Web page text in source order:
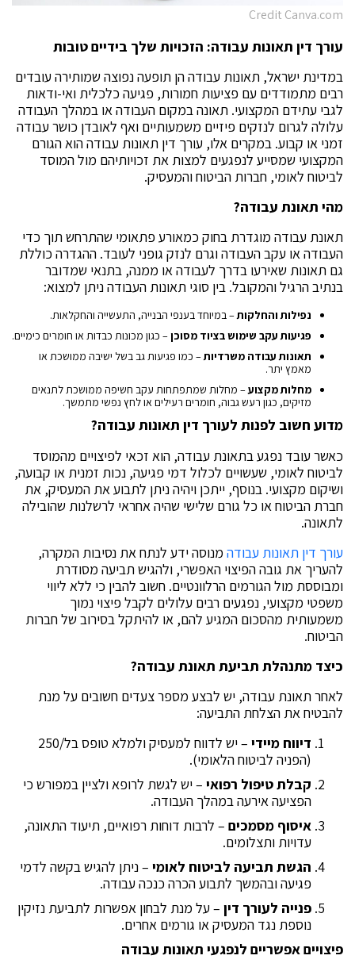
Credit Canva.com
עורך דין תאונות עבודה: הזכויות שלך בידיים טובות
במדינת ישראל, תאונות עבודה הן תופעה נפוצה שמותירה עובדים
רבים מתמודדים עם פציעות חמורות, פגיעה כלכלית ואי-ודאות
לגבי עתידם המקצועי. תאונה במקום העבודה או במהלך העבודה
עלולה לגרום לנזקים פיזיים משמעותיים ואף לאובדן כושר עבודה
זמני או קבוע. במקרים אלו, עורך דין תאונות עבודה הוא הגורם
המקצועי שמסייע לנפגעים למצות את זכויותיהם מול המוסד
לביטוח לאומי, חברות הביטוח והמעסיק.
מהי תאונת עבודה?
תאונת עבודה מוגדרת בחוק כמאורע פתאומי שהתרחש תוך כדי
העבודה או עקב העבודה וגרם לנזק גופני לעובד. ההגדרה כוללת
גם תאונות שאירעו בדרך לעבודה או ממנה, בתנאי שמדובר
בנתיב הרגיל והמקובל. בין סוגי תאונות העבודה ניתן למצוא:
נפילות והחלקות– במיוחד בענפי הבנייה, התעשייה והחקלאות.
פגיעות עקב שימוש בציוד מסוכן– כגון מכונות כבדות או חומרים כימיים.
תאונות עבודה משרדיות– כמו פגיעות גב בשל ישיבה ממושכת או
מאמץ יתר.
מחלות מקצוע– מחלות שמתפתחות עקב חשיפה ממושכת לתנאים
מזיקים, כגון רעש גבוה, חומרים רעילים או לחץ נפשי מתמשך.
מדוע חשוב לפנות לעורך דין תאונות עבודה?
כאשר עובד נפגע בתאונת עבודה, הוא זכאי לפיצויים מהמוסד
לביטוח לאומי, שעשויים לכלול דמי פגיעה, נכות זמנית או קבועה,
ושיקום מקצועי. בנוסף, ייתכן ויהיה ניתן לתבוע את המעסיק, את
חברת הביטוח או כל גורם שלישי שהיה אחראי לרשלנות שהובילה
לתאונה.
עורך דין תאונות עבודה מנוסה ידע לנתח את נסיבות המקרה,
להעריך את גובה הפיצוי האפשרי, ולהגיש תביעה מסודרת
ומבוססת מול הגורמים הרלוונטיים. חשוב להבין כי ללא ליווי
משפטי מקצועי, נפגעים רבים עלולים לקבל פיצוי נמוך
משמעותית מהסכום המגיע להם, או להיתקל בסירוב של חברות
הביטוח.
כיצד מתנהלת תביעת תאונת עבודה?
לאחר תאונת עבודה, יש לבצע מספר צעדים חשובים על מנת
להבטיח את הצלחת התביעה:
דיווח מיידי
– יש לדווח למעסיק ולמלא טופס בל/250
(הפניה לביטוח הלאומי).
קבלת טיפול רפואי – יש לגשת לרופא ולציין במפורש כי
הפציעה אירעה במהלך העבודה.
איסוף מסמכים – לרבות דוחות רפואיים, תיעוד התאונה,
עדויות ותצלומים.
הגשת תביעה לביטוח לאומי – ניתן להגיש בקשה לדמי
פגיעה ובהמשך לתבוע הכרה כנכה עבודה.
פנייה לעורך דין – על מנת לבחון אפשרות לתביעת נזיקין
נוספת נגד המעסיק או גורמים אחרים.
פיצויים אפשריים לנפגעי תאונות עבודה